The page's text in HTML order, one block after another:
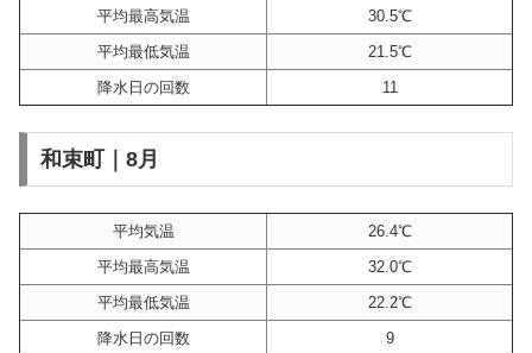
平均最高気温
30.5℃
平均最低気温
21.5℃
降水日の回数
11
和束町｜8月
平均気温
26.4℃
平均最高気温
32.0℃
平均最低気温
22.2℃
降水日の回数
9